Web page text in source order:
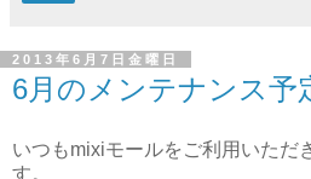
2013年6月7日金曜日
6月のメンテナンス予
いつもmixiモールをご利用いただ
す。